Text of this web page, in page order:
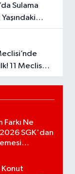
11 Meclis
Katıldı..
Farkı Ne
SGK'dan